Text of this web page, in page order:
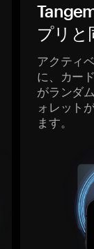
プリと
アクティ
に、カー
がランダ
ォレット
ます。